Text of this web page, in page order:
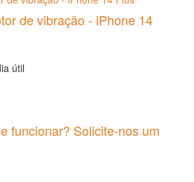
de vibração - iPhone 14
útil
funcionar? Solicite-nos um